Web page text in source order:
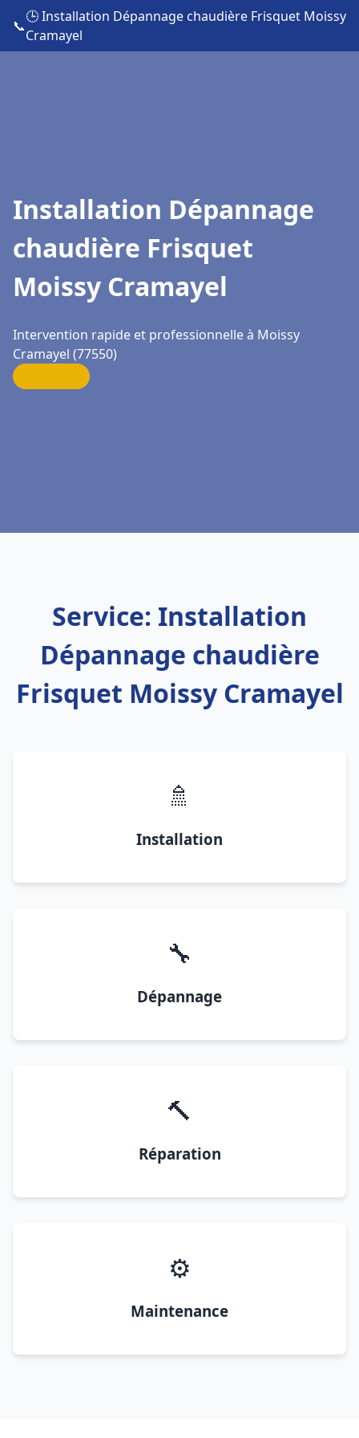
📞
🕒 Installation Dépannage chaudière Frisquet Moissy
Cramayel
Installation Dépannage
chaudière Frisquet
Moissy Cramayel
Intervention rapide et professionnelle à Moissy
Cramayel (77550)
Service: Installation
Dépannage chaudière
Frisquet Moissy Cramayel
🚿
Installation
🔧
Dépannage
🔨
Réparation
⚙️
Maintenance